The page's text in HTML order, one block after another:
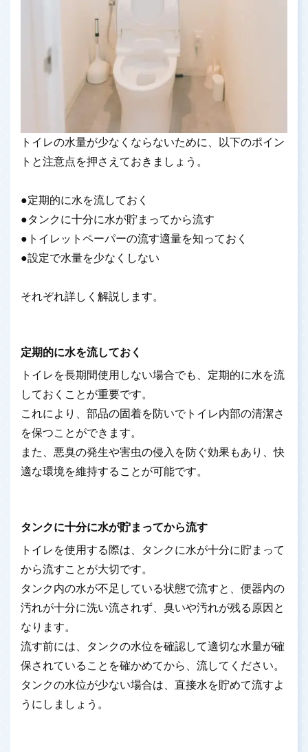
トイレの水量が少なくならないために、以下のポイン
トと注意点を押さえておきましょう。
●定期的に水を流しておく
●タンクに十分に水が貯まってから流す
●トイレットペーパーの流す適量を知っておく
●設定で水量を少なくしない
それぞれ詳しく解説します。
定期的に水を流しておく
トイレを長期間使用しない場合でも、定期的に水を流
しておくことが重要です。
これにより、部品の固着を防いでトイレ内部の清潔さ
を保つことができます。
また、悪臭の発生や害虫の侵入を防ぐ効果もあり、快
適な環境を維持することが可能です。
タンクに十分に水が貯まってから流す
トイレを使用する際は、タンクに水が十分に貯まって
から流すことが大切です。
タンク内の水が不足している状態で流すと、便器内の
汚れが十分に洗い流されず、臭いや汚れが残る原因と
なります。
流す前には、タンクの水位を確認して適切な水量が確
保されていることを確かめてから、流してください。
タンクの水位が少ない場合は、直接水を貯めて流すよ
うにしましょう。